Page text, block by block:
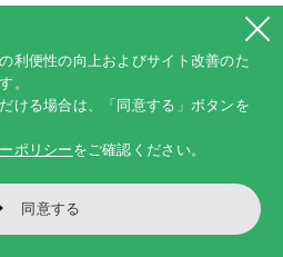
利便性の向上およびサイト改善のた
。
ける場合は、「同意する」ボタンを
ポリシー をご確認ください。
同意する